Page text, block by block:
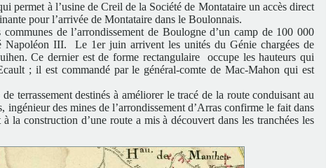
permet à l’usine de Creil de la Société de Montataire un accès direct
pour l’arrivée de Montataire dans le Boulonnais.
de l’arrondissement de Boulogne d’un camp de 100 000
Napoléon III. Le 1er juin arrivent les unités du Génie chargées de
Ce dernier est de forme rectangulaire occupe les hauteurs qui
; il est commandé par le général-comte de Mac-Mahon qui est
terrassement destinés à améliorer le tracé de la route conduisant au
des mines de l’arrondissement d’Arras confirme le fait dans
la construction d’une route a mis à découvert dans les tranchées les